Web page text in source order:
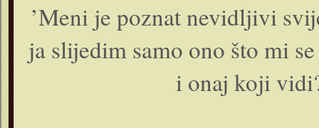
’Meni je poznat nevidljivi
ja slijedim samo o­no što mi
i o­naj koji